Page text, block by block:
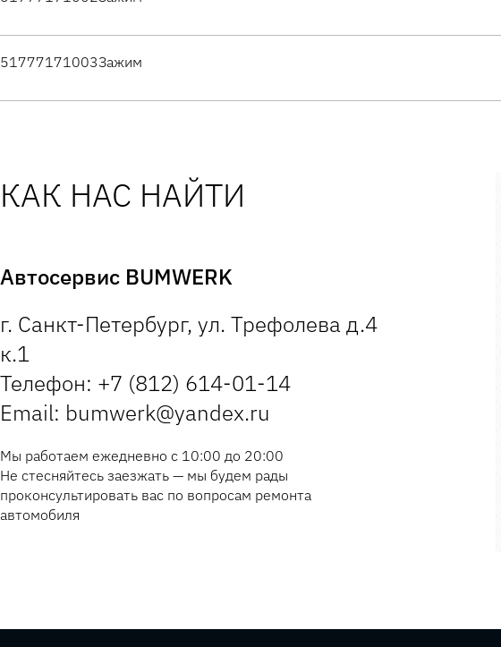
51777171003Зажим
КАК НАС НАЙТИ
Автосервис BUMWERK
г. Санкт-Петербург, ул. Трефолева д.4
к.1
Телефон: +7 (812) 614-01-14
Email: bumwerk@yandex.ru
Мы работаем ежедневно с 10:00 до 20:00
Не стесняйтесь заезжать — мы будем рады
проконсультировать вас по вопросам ремонта
автомобиля